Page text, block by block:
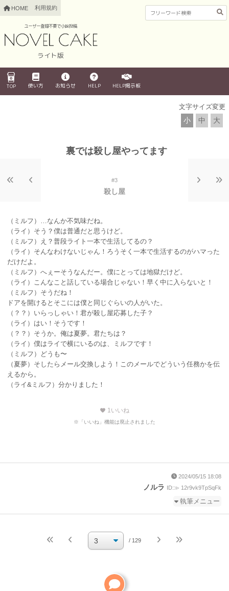
HOME 利用規約
ユーザー登録不要で小説投稿
ライト版
TOP 使い方 お知らせ HELP HELP掲示板
文字サイズ変更
小 中 大
裏では殺し屋やってます
#3
殺し屋
（ミルフ）…なんか不気味だね。
（ライ）そう？僕は普通だと思うけど。
（ミルフ）え？普段ライト一本で生活してるの？
（ライ）そんなわけないじゃん！ろうそく一本で生活するのがハマった
だけだよ。
（ミルフ）へぇーそうなんだー。僕にとっては地獄だけど。
（ライ）こんなこと話している場合じゃない！早く中に入らないと！
（ミルフ）そうだね！
ドアを開けるとそこには僕と同じぐらいの人がいた。
（？？）いらっしゃい！君が殺し屋応募した子？
（ライ）はい！そうです！
（？？）そうか。俺は夏夢。君たちは？
（ライ）僕はライで横にいるのは、ミルフです！
（ミルフ）どうも〜
（夏夢）そしたらメール交換しよう！このメールでどういう任務かを伝
えるから。
（ライ&ミルフ）分かりました！
favorite 1 いいね
※「いいね」機能は廃止されました
2024/05/15 18:08
ノルラ ID:≫ 12r9vk9TpSqFk
執筆メニュー
続きを執筆
/ 129